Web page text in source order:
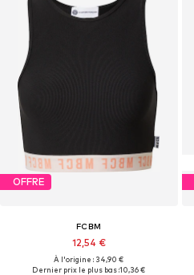
OFFRE
FCBM
12,54 €
À l'origine : 34,90 €
Dernier prix le plus bas :10,36 €